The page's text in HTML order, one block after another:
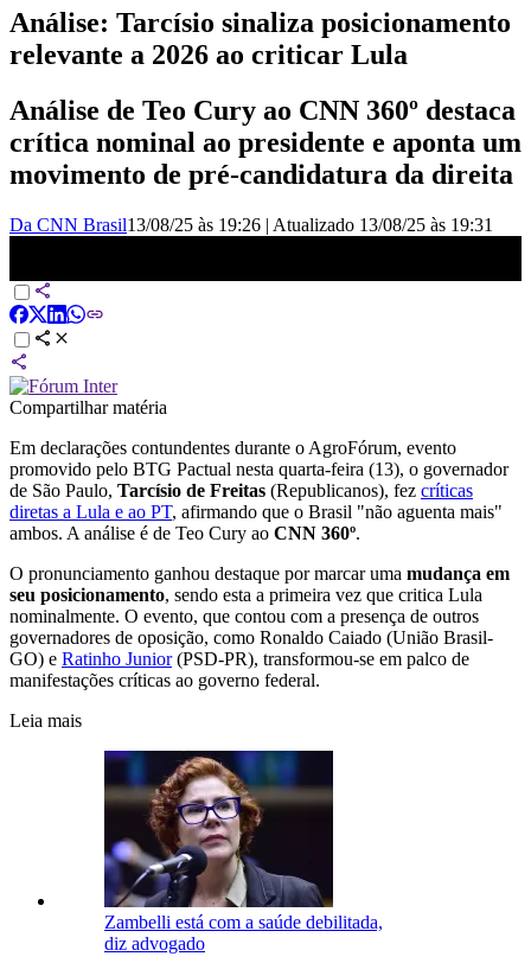
Análise: Tarcísio sinaliza posicionamento
relevante a 2026 ao criticar Lula
Análise de Teo Cury ao CNN 360º destaca
crítica nominal ao presidente e aponta um
movimento de pré-candidatura da direita
Da CNN Brasil13/08/25 às 19:26 | Atualizado 13/08/25 às 19:31
Compartilhar matéria
Em declarações contundentes durante o AgroFórum, evento
promovido pelo BTG Pactual nesta quarta-feira (13), o governador
de São Paulo, Tarcísio de Freitas (Republicanos), fez críticas
diretas a Lula e ao PT, afirmando que o Brasil "não aguenta mais"
ambos. A análise é de Teo Cury ao CNN 360º.
O pronunciamento ganhou destaque por marcar uma mudança em
seu posicionamento, sendo esta a primeira vez que critica Lula
nominalmente. O evento, que contou com a presença de outros
governadores de oposição, como Ronaldo Caiado (União Brasil-
GO) e Ratinho Junior(PSD-PR), transformou-se em palco de
manifestações críticas ao governo federal.
Leia mais
Zambelli está com a saúde debilitada,
diz advogado